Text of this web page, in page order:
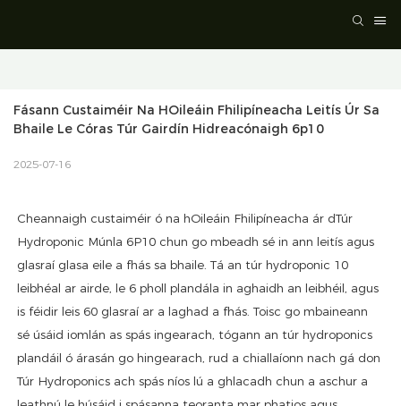
Fásann Custaiméir Na HOileáin Fhilipíneacha Leitís Úr Sa
Bhaile Le Córas Túr Gairdín Hidreacónaigh 6p10
2025-07-16
Cheannaigh custaiméir ó na hOileáin Fhilipíneacha ár dTúr
Hydroponic Múnla 6P10 chun go mbeadh sé in ann leitís agus
glasraí glasa eile a fhás sa bhaile. Tá an túr hydroponic 10
leibhéal ar airde, le 6 pholl plandála in aghaidh an leibhéil, agus
is féidir leis 60 glasraí ar a laghad a fhás. Toisc go mbaineann
sé úsáid iomlán as spás ingearach, tógann an túr hydroponics
plandáil ó árasán go hingearach, rud a chiallaíonn nach gá don
Túr Hydroponics ach spás níos lú a ghlacadh chun a aschur a